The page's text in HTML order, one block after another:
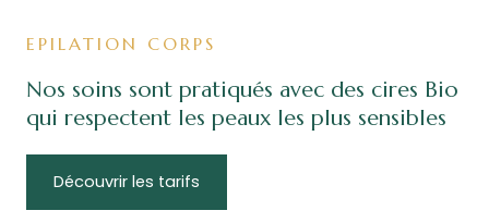
EPILATION CORPS
Nos soins sont pratiqués avec des cires Bio
qui respectent les peaux les plus sensibles
Découvrir les tarifs